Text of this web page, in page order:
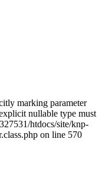
marking parameter
nullable type must
htdocs/site/knp-
on line 570